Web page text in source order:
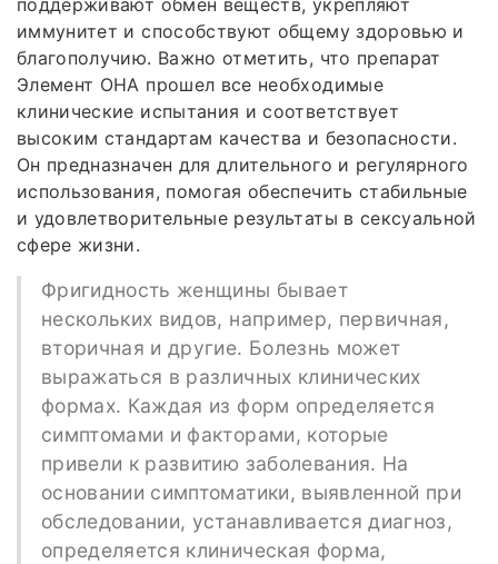
поддерживают обмен веществ, укрепляют
иммунитет и способствуют общему здоровью и
благополучию. Важно отметить, что препарат
Элемент ОНА прошел все необходимые
клинические испытания и соответствует
высоким стандартам качества и безопасности.
Он предназначен для длительного и регулярного
использования, помогая обеспечить стабильные
и удовлетворительные результаты в сексуальной
сфере жизни.
Фригидность женщины бывает
нескольких видов, например, первичная,
вторичная и другие. Болезнь может
выражаться в различных клинических
формах. Каждая из форм определяется
симптомами и факторами, которые
привели к развитию заболевания. На
основании симптоматики, выявленной при
обследовании, устанавливается диагноз,
определяется клиническая форма,